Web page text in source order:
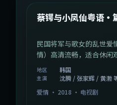
热门
蔡锷与小凤仙粤语·
民国将军与歌女的乱世爱
情）高清流畅，适合休闲
地区 韩国
主演
沈腾 / 张家辉 / 黄渤
爱情 · 2018 · 电视剧